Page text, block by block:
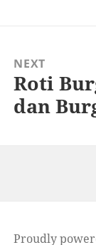
NEXT
Next
post:
Roti
dan
Proudly